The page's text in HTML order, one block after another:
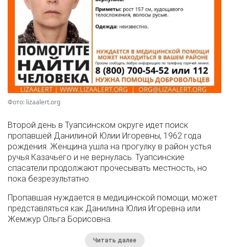
Фото: lizaalert.org
Второй день в Туапсинском округе идет поиск
пропавшей Данилиной Юлии Игоревны, 1962 года
рождения. Женщина ушла на прогулку в район устья
ручья Казачьего и не вернулась. Туапсинские
спасатели продолжают прочесывать местность, но
пока безрезультатно.
Пропавшая нуждается в медицинской помощи, может
представляться как Данилина Юлия Игоревна или
Жемжур Ольга Борисовна.
Читать далее